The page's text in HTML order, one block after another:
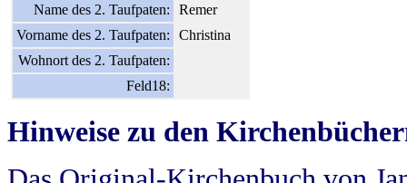
Name des 2. Taufpaten:
Remer
Vorname des 2. Taufpaten:
Christina
Wohnort des 2. Taufpaten:
Feld18:
Hinweise zu den